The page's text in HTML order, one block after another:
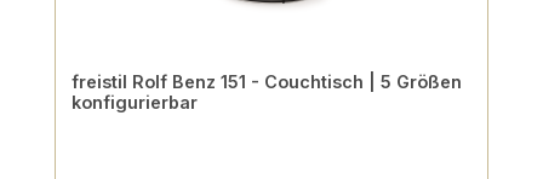
freistil Rolf Benz 151 - Couchtisch | 5 Größen
konfigurierbar